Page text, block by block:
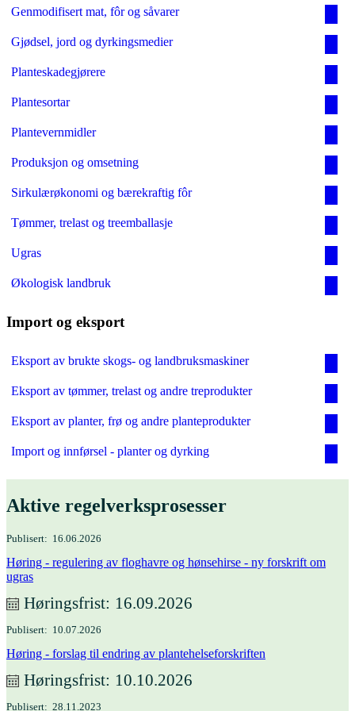
Genmodifisert mat, fôr og såvarer
Gjødsel, jord og dyrkingsmedier
Planteskadegjørere
Plantesortar
Plantevernmidler
Produksjon og omsetning
Sirkulærøkonomi og bærekraftig fôr
Tømmer, trelast og treemballasje
Ugras
Økologisk landbruk
Import og eksport
Eksport av brukte skogs- og landbruksmaskiner
Eksport av tømmer, trelast og andre treprodukter
Eksport av planter, frø og andre planteprodukter
Import og innførsel - planter og dyrking
Aktive regelverks­prosesser
Publisert 16.06.2026
Høring - regulering av floghavre og hønsehirse - ny forskrift om
ugras
Høringsfrist 16.09.2026
Publisert 10.07.2026
Høring - forslag til endring av plantehelseforskriften
Høringsfrist 10.10.2026
Publisert 28.11.2023